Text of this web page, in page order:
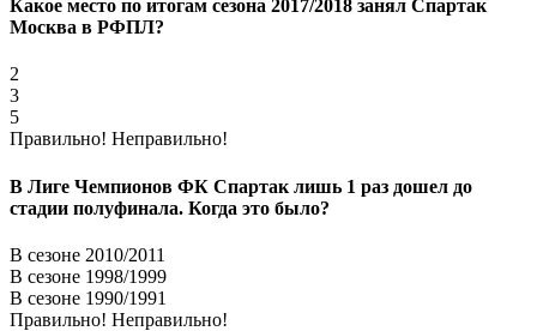
Какое место по итогам сезона 2017/2018 занял Спартак
Москва в РФПЛ?
2
3
5
Правильно! Неправильно!
В Лиге Чемпионов ФК Спартак лишь 1 раз дошел до
стадии полуфинала. Когда это было?
В сезоне 2010/2011
В сезоне 1998/1999
В сезоне 1990/1991
Правильно! Неправильно!